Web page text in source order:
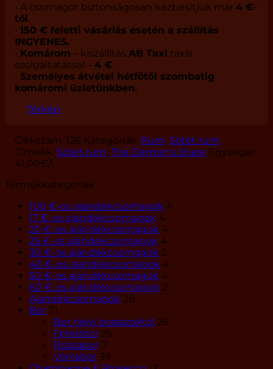
40%
mennyiség
• A csomagot biztonságosan kézbesítjük már 4 €-
tól .
• 150 € feletti vásárlás esetén a szállítás
INGYENES.
• Komárom – kiszállítás AB Taxi taxis
szolgáltatással – 4 €.
• Személyes átvétel hétfőtől szombatig
komáromi üzletünkben.
Térkép
Cikkszám: 126 Kategóriák: Rum, Sötét rum
Címkék: Sötét rum, The Demon's Share Egységár:
41,00€/l
Termékkategóriák
100 €-os ajándékcsomagok 4
17 €-os ajándékcsomagok 4
20 €-os ajándékcsomagok 4
25 €-os ajándékcsomagok 4
30 €-os ajándékcsomagok 2
40 €-os ajándékcsomagok 4
50 €-os ajándékcsomagok 4
60 €-os ajándékcsomagok 2
Ajándékcsomagok 28
Bor 71
Bor helyi borászoktól 26
Fehérbor 25
Rózsabor 7
Vörösbor 39